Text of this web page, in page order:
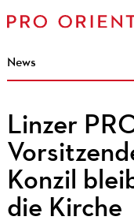
News
Linzer
Konzil
die Kirche